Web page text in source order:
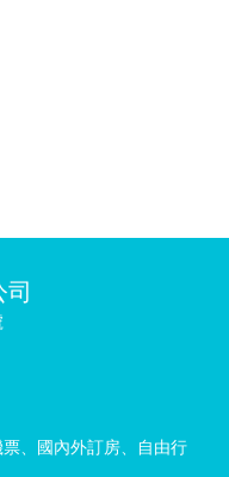
、國內外訂房、自由行